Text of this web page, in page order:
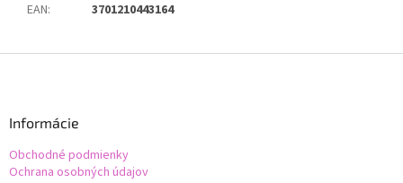
EAN: 3701210443164
Informácie
Obchodné podmienky
Ochrana osobných údajov